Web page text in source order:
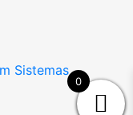
Sistemas
0